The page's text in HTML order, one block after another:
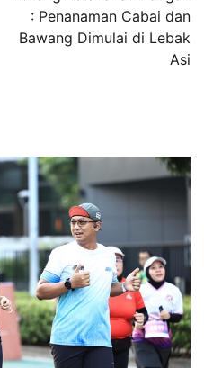
: Penanaman Cabai dan
Bawang Dimulai di Lebak
Asi